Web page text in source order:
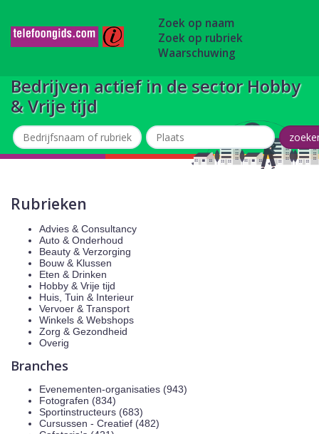
Zoek op naam
Zoek op rubriek
Waarschuwing
Bedrijven actief in de sector Hobby
& Vrije tijd
Rubrieken
Advies & Consultancy
Auto & Onderhoud
Beauty & Verzorging
Bouw & Klussen
Eten & Drinken
Hobby & Vrije tijd
Huis, Tuin & Interieur
Vervoer & Transport
Winkels & Webshops
Zorg & Gezondheid
Overig
Branches
Evenementen-organisaties (943)
Fotografen (834)
Sportinstructeurs (683)
Cursussen - Creatief (482)